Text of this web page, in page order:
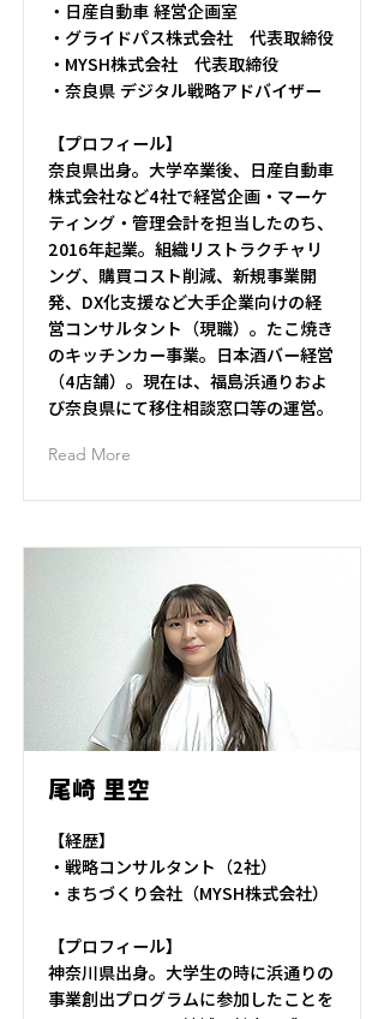
・日産自動車 経営企画室
・グライドパス株式会社 代表取締役
・MYSH株式会社 代表取締役
・奈良県 デジタル戦略アドバイザー
【プロフィール】
奈良県出身。大学卒業後、日産自動車
株式会社など4社で経営企画・マーケ
ティング・管理会計を担当したのち、
2016年起業。組織リストラクチャリ
ング、購買コスト削減、新規事業開
発、DX化支援など大手企業向けの経
営コンサルタント（現職）。たこ焼き
のキッチンカー事業。日本酒バー経営
（4店舗）。現在は、福島浜通りおよ
び奈良県にて移住相談窓口等の運営。
Read More
尾崎 里空
【経歴】
・戦略コンサルタント（2社）
・まちづくり会社（MYSH株式会社）
【プロフィール】
神奈川県出身。大学生の時に浜通りの
事業創出プログラムに参加したことを